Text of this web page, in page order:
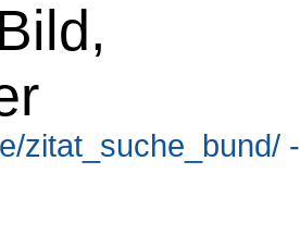
zitat_suche_bund/ -